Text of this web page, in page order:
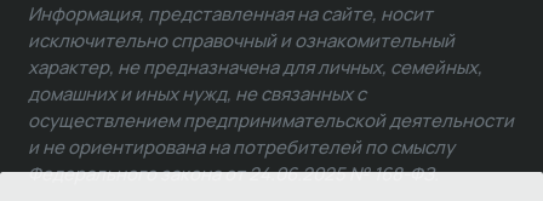
Информация, представленная на сайте, носит
исключительно справочный и ознакомительный
характер, не предназначена для личных, семейных,
домашних и иных нужд, не связанных с
осуществлением предпринимательской деятельности
и не ориентирована на потребителей по смыслу
Федерального закона от 24.06.2025 № 168-ФЗ.